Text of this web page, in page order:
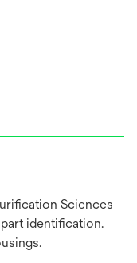
Sciences
identification.